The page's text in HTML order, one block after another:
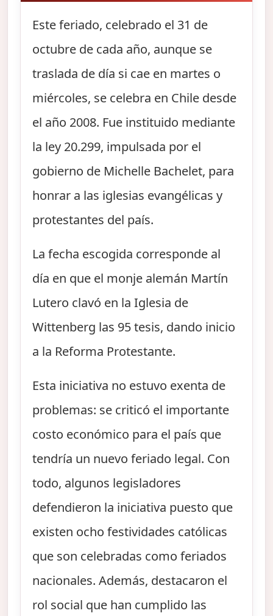
Este feriado, celebrado el 31 de
octubre de cada año, aunque se
traslada de día si cae en martes o
miércoles, se celebra en Chile desde
el año 2008. Fue instituido mediante
la ley 20.299, impulsada por el
gobierno de Michelle Bachelet, para
honrar a las iglesias evangélicas y
protestantes del país.
La fecha escogida corresponde al
día en que el monje alemán Martín
Lutero clavó en la Iglesia de
Wittenberg las 95 tesis, dando inicio
a la Reforma Protestante.
Esta iniciativa no estuvo exenta de
problemas: se criticó el importante
costo económico para el país que
tendría un nuevo feriado legal. Con
todo, algunos legisladores
defendieron la iniciativa puesto que
existen ocho festividades católicas
que son celebradas como feriados
nacionales. Además, destacaron el
rol social que han cumplido las